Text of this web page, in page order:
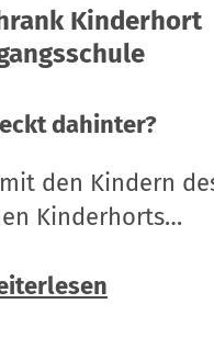
Kinderhort
dahinter?
den Kindern
Kinderhorts…